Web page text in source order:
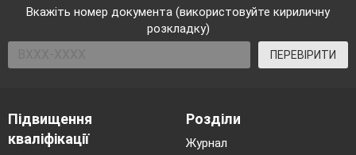
Вкажіть номер документа (використовуйте кириличну
розкладку)
ПЕРЕВІРИТИ
Підвищення
кваліфікації
Розділи
Журнал